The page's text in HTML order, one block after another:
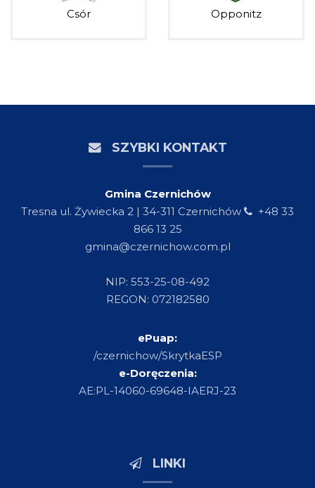
Csór Opponitz
SZYBKI KONTAKT
Gmina Czernichów
Tresna ul. Żywiecka 2 | 34-311 Czernichów
+48 33
866 13 25
gmina@czernichow.com.pl
NIP: 553-25-08-492
REGON: 072182580
ePuap:
/czernichow/SkrytkaESP
e-Doręczenia:
AE:PL-14060-69648-IAERJ-23
LINKI